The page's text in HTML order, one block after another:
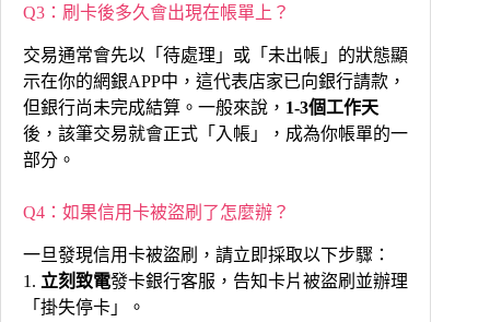
Q3：刷卡後多久會出現在帳單上？
交易通常會先以「待處理」或「未出帳」的狀態顯
示在你的網銀APP中，這代表店家已向銀行請款，
但銀行尚未完成結算。一般來說， 1-3個工作天
後，該筆交易就會正式「入帳」，成為你帳單的一
部分。
Q4：如果信用卡被盜刷了怎麼辦？
一旦發現信用卡被盜刷，請立即採取以下步驟：
1. 立刻致電發卡銀行客服，告知卡片被盜刷並辦理
「掛失停卡」。